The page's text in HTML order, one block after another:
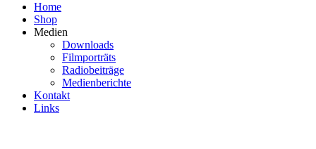
Home
Shop
Medien
Downloads
Filmporträts
Radiobeiträge
Medienberichte
Kontakt
Links